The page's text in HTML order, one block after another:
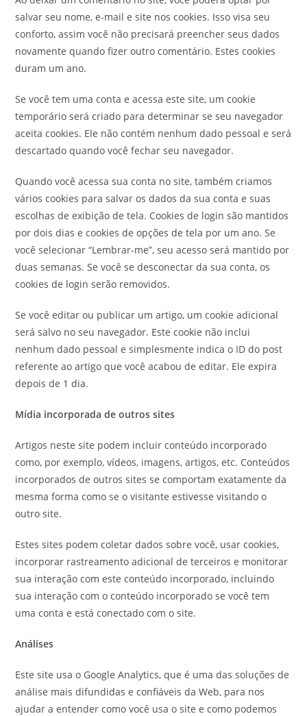
salvar seu nome, e-mail e site nos cookies. Isso visa seu
conforto, assim você não precisará preencher seus dados
novamente quando fizer outro comentário. Estes cookies
duram um ano.
Se você tem uma conta e acessa este site, um cookie
temporário será criado para determinar se seu navegador
aceita cookies. Ele não contém nenhum dado pessoal e será
descartado quando você fechar seu navegador.
Quando você acessa sua conta no site, também criamos
vários cookies para salvar os dados da sua conta e suas
escolhas de exibição de tela. Cookies de login são mantidos
por dois dias e cookies de opções de tela por um ano. Se
você selecionar “Lembrar-me”, seu acesso será mantido por
duas semanas. Se você se desconectar da sua conta, os
cookies de login serão removidos.
Se você editar ou publicar um artigo, um cookie adicional
será salvo no seu navegador. Este cookie não inclui
nenhum dado pessoal e simplesmente indica o ID do post
referente ao artigo que você acabou de editar. Ele expira
depois de 1 dia.
Mídia incorporada de outros sites
Artigos neste site podem incluir conteúdo incorporado
como, por exemplo, vídeos, imagens, artigos, etc. Conteúdos
incorporados de outros sites se comportam exatamente da
mesma forma como se o visitante estivesse visitando o
outro site.
Estes sites podem coletar dados sobre você, usar cookies,
incorporar rastreamento adicional de terceiros e monitorar
sua interação com este conteúdo incorporado, incluindo
sua interação com o conteúdo incorporado se você tem
uma conta e está conectado com o site.
Análises
Este site usa o Google Analytics, que é uma das soluções de
análise mais difundidas e confiáveis ​​da Web, para nos
ajudar a entender como você usa o site e como podemos